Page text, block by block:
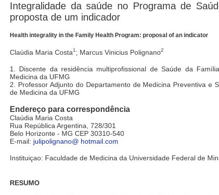
Integralidade da saúde no Programa de
proposta de um indicador
Health integrality in the Family Health Program: proposal of an indicator
Claúdia Maria Costa1 ; Marcus Vinicius Polignano2
1. Discente da residência multiprofissional de Saúde da
Medicina da UFMG
2. Professor Adjunto do Departamento de Medicina Preventiva e
de Medicina da UFMG
Endereço para correspondência
Claúdia Maria Costa
Rua República Argentina, 728/301
Belo Horizonte - MG CEP 30310-540
E-mail: julipolignano@ hotmail.com
Instituiçao: Faculdade de Medicina da Universidade Federal de
RESUMO